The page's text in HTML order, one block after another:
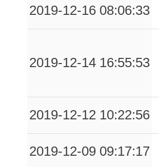
2019-12-16 08:06:33
2019-12-14 16:55:53
2019-12-12 10:22:56
2019-12-09 09:17:17